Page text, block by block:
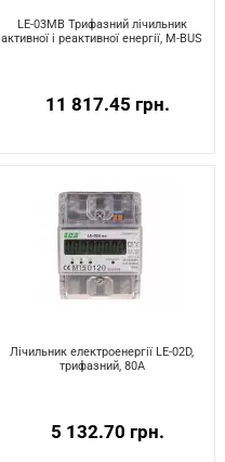
LE-03MB Трифазний лічильник
активної і реактивної енергії, M-BUS
11 817.45 грн.
Лічильник електроенергії LE-02D,
трифазний, 80A
5 132.70 грн.